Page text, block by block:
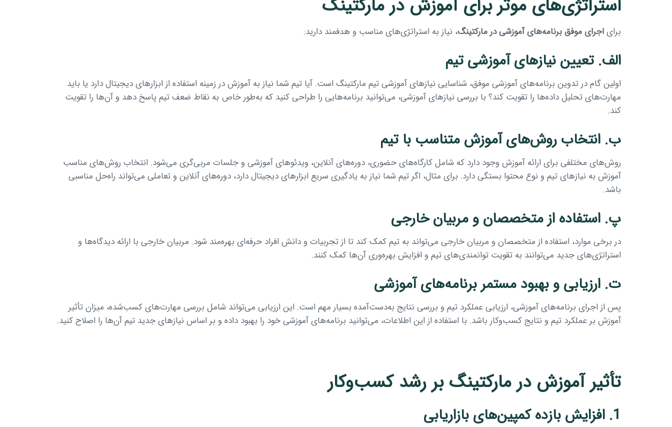
استراتژی‌های موثر برای آموزش در مارکتینگ
برایاجرای موفق برنامه‌های آموزشی در مارکتینگ، نیاز به استراتژی‌های مناسب و هدفمند دارید:
الف. تعیین نیازهای آموزشی تیم
اولین گام در تدوین برنامه‌های آموزشی موفق، شناسایی نیازهای آموزشی تیم مارکتینگ است. آیا تیم شما نیاز به آموزش در زمینه استفاده از ابزارهای دیجیتال دارد یا باید
مهارت‌های تحلیل داده‌ها را تقویت کند؟ با بررسی نیازهای آموزشی، می‌توانید برنامه‌هایی را طراحی کنید که به‌طور خاص به نقاط ضعف تیم پاسخ دهد و آن‌ها را تقویت
کند.
ب. انتخاب روش‌های آموزش متناسب با تیم
روش‌های مختلفی برای ارائه آموزش وجود دارد که شامل کارگاه‌های حضوری، دوره‌های آنلاین، ویدئوهای آموزشی و جلسات مربی‌گری می‌شود. انتخاب روش‌های مناسب
آموزش به نیازهای تیم و نوع محتوا بستگی دارد. برای مثال، اگر تیم شما نیاز به یادگیری سریع ابزارهای دیجیتال دارد، دوره‌های آنلاین و تعاملی می‌تواند راه‌حل مناسبی
باشد.
پ. استفاده از متخصصان و مربیان خارجی
در برخی موارد، استفاده از متخصصان و مربیان خارجی می‌تواند به تیم کمک کند تا از تجربیات و دانش افراد حرفه‌ای بهره‌مند شود. مربیان خارجی با ارائه دیدگاه‌ها و
استراتژی‌های جدید می‌توانند به تقویت توانمندی‌های تیم و افزایش بهره‌وری آن‌ها کمک کنند.
ت. ارزیابی و بهبود مستمر برنامه‌های آموزشی
پس از اجرای برنامه‌های آموزشی، ارزیابی عملکرد تیم و بررسی نتایج به‌دست‌آمده بسیار مهم است. این ارزیابی می‌تواند شامل بررسی مهارت‌های کسب‌شده، میزان تأثیر
آموزش بر عملکرد تیم و نتایج کسب‌وکار باشد. با استفاده از این اطلاعات، می‌توانید برنامه‌های آموزشی خود را بهبود داده و بر اساس نیازهای جدید تیم آن‌ها را اصلاح کنید.
تأثیر آموزش در مارکتینگ بر رشد کسب‌وکار
1. افزایش بازده کمپین‌های بازاریابی